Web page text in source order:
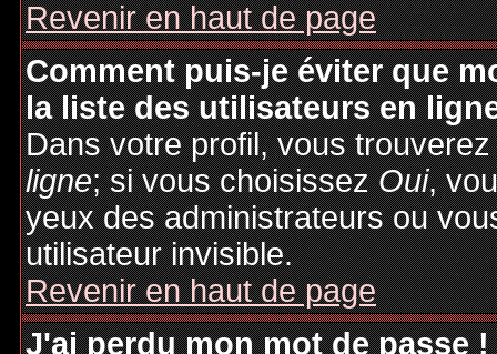
Revenir en haut de page
Comment puis-je éviter que
la liste des utilisateurs en
Dans votre profil, vous
ligne; si vous choisissezOui,
yeux des administrateurs ou
utilisateur invisible.
Revenir en haut de page
J'ai perdu mon mot de passe !